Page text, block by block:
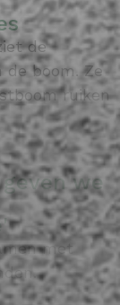
de
boom. Ze
ruiken
we
met